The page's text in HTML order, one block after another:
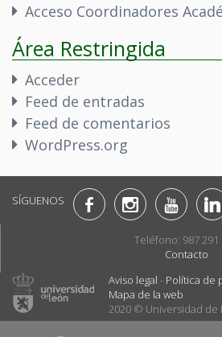
Acceso Coordinadores
Área Restringida
Acceder
Feed de entradas
Feed de comentarios
WordPress.org
SÍGUENOS
Teléfono: 987 291
Contacto
Aviso legal - Política de
Mapa de la web
2020 © Universidad de